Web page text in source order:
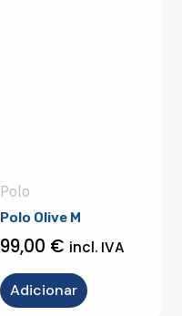
Polo
Polo Olive M
99,00 € incl. IVA
Adicionar